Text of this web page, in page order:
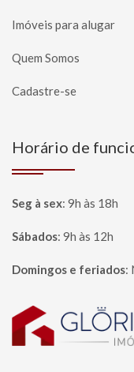
Imóveis para alugar
Quem Somos
Cadastre-se
Horário de
Seg à sex: 9h às 18h
Sábados: 9h às 12h
Domingos e feriados:
Página inicial